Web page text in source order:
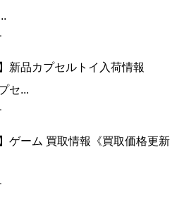
新品カプセルトイ入荷情報
セ...
ゲーム 買取情報《買取価格更新